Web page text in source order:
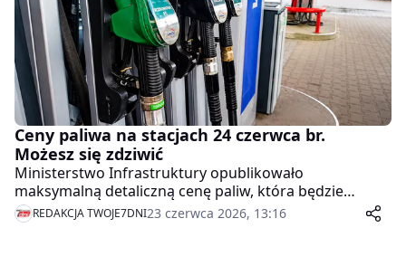
Ceny paliwa na stacjach 24 czerwca br.
Możesz się zdziwić
Ministerstwo Infrastruktury opublikowało
maksymalną detaliczną cenę paliw, która będzie
obowiązywała od 24 czerwca br.
REDAKCJA TWOJE7DNI23 czerwca 2026, 13:16